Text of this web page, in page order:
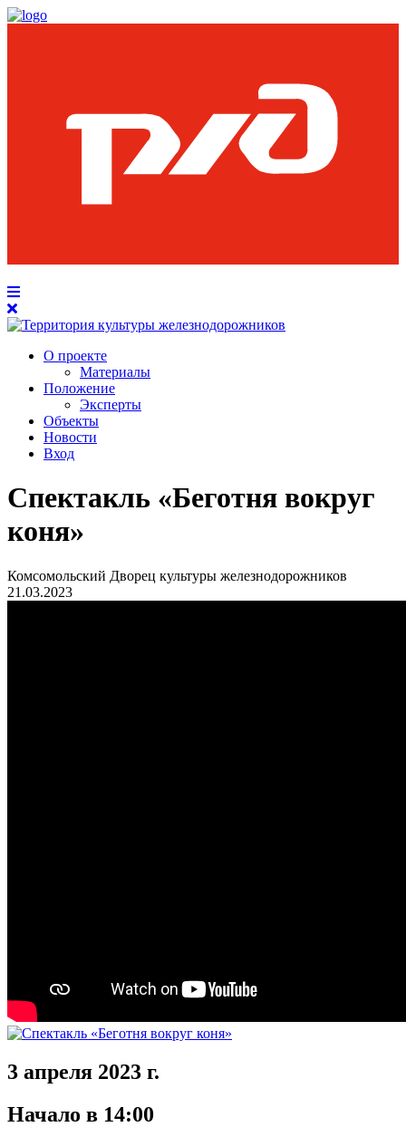
О проекте
Материалы
Положение
Эксперты
Объекты
Новости
Вход
Спектакль «Беготня вокруг
коня»
Комсомольский Дворец культуры железнодорожников
21.03.2023
3 апреля 2023 г.
Начало в 14:00